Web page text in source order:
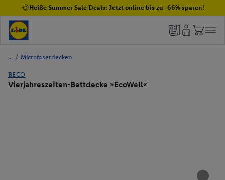
Heiße Summer Sale Deals: Jetzt online bis zu -66% sparen!
/ Microfaserdecken
BECO
Vierjahreszeiten-Bettdecke »EcoWell«